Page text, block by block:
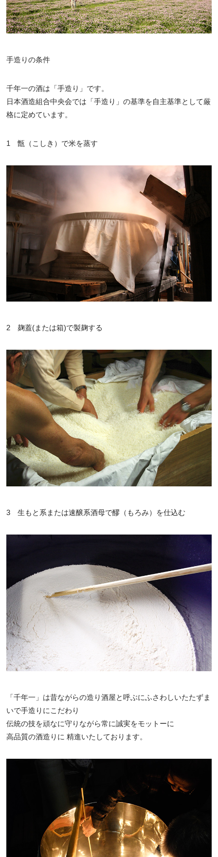
手造りの条件
千年一の酒は「手造り」です。
日本酒造組合中央会では「手造り」の基準を自主基準として厳
格に定めています。
1 甑（こしき）で米を蒸す
2 麹蓋(または箱)で製麹する
3 生もと系または速醸系酒母で醪（もろみ）を仕込む
「千年一」は昔ながらの造り酒屋と呼ぶにふさわしいたたずま
いで手造りにこだわり
伝統の技を頑なに守りながら常に誠実をモットーに
高品質の酒造りに 精進いたしております。